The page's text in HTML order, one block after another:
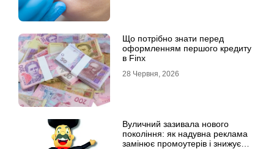
Що потрібно знати перед
оформленням першого кредиту
в Finx
28 Червня, 2026
Вуличний зазивала нового
покоління: як надувна реклама
замінює промоутерів і знижує